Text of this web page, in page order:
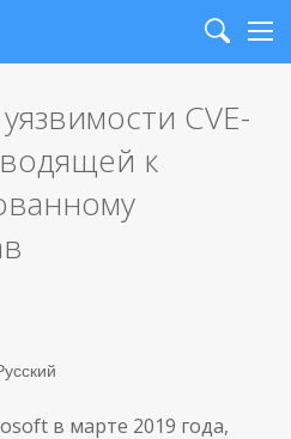
Search
CVE-
к
в марте 2019 года,